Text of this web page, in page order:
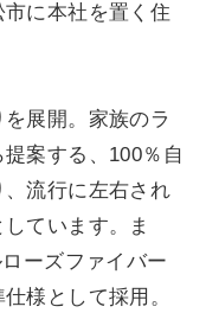
に本社を置く住
展開。家族のラ
案する、100％自
流行に左右され
ています。ま
ーズファイバー
様として採用。